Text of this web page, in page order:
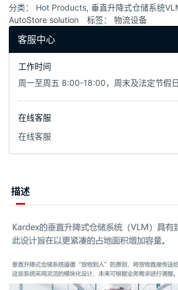
分类： Hot Products, 垂直升降式仓储系统
AutoStore solution
标签： 物流设备
客服中心
工作时间
周一至周五 8:00-18:00，周末及法定节假
在线客服
在线客服
描述